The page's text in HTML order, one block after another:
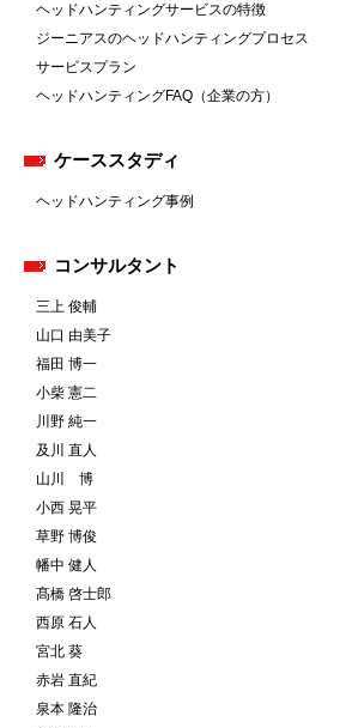
ヘッドハンティングサービスの特徴
ジーニアスのヘッドハンティングプロセス
サービスプラン
ヘッドハンティングFAQ（企業の方）
ケーススタディ
ヘッドハンティング事例
コンサルタント
三上 俊輔
山口 由美子
福田 博一
小柴 憲二
川野 純一
及川 直人
山川 博
小西 晃平
草野 博俊
幡中 健人
髙橋 啓士郎
西原 石人
宮北 葵
赤岩 直紀
泉本 隆治